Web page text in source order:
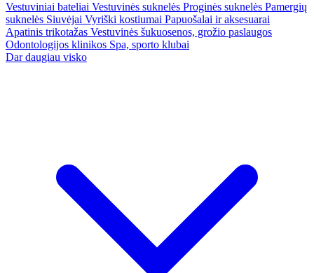
Vestuviniai bateliai Vestuvinės suknelės Proginės suknelės Pamergių
suknelės Siuvėjai Vyriški kostiumai Papuošalai ir aksesuarai
Apatinis trikotažas Vestuvinės šukuosenos, grožio paslaugos
Odontologijos klinikos Spa, sporto klubai
Dar daugiau visko